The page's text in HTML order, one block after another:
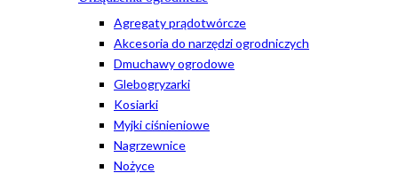
Agregaty prądotwórcze
Akcesoria do narzędzi ogrodniczych
Dmuchawy ogrodowe
Glebogryzarki
Kosiarki
Myjki ciśnieniowe
Nagrzewnice
Nożyce